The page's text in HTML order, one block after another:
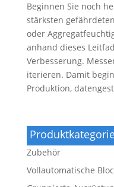
Beginnen Sie noch
stärksten
oder
anhand dieses
Verbesserung.
iterieren. Damit
Produktion,
Zubehör
Vollautomatische